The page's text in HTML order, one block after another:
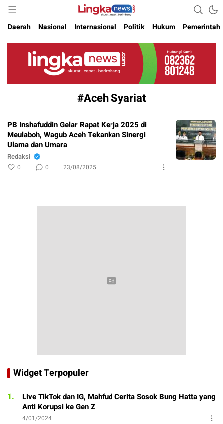
Lingkanews
Akurat. Cepat & Berimbang
Daerah
Nasional Internasional Politik Hukum Pemerintah
#Aceh Syariat
PB Inshafuddin Gelar Rapat Kerja 2025 di
Meulaboh, Wagub Aceh Tekankan Sinergi
Ulama dan Umara
Redaksi
0 0 23/08/2025
Widget Terpopuler
1.
Live TikTok dan IG, Mahfud Cerita Sosok Bung Hatta yang
Anti Korupsi ke Gen Z
4/01/2024